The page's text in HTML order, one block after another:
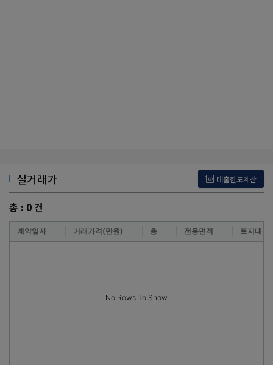
실거래가 대출한도계산
총 : 0건
계약일자 거래가격(만원) 층 전용면적 토지대장
No Rows To Show